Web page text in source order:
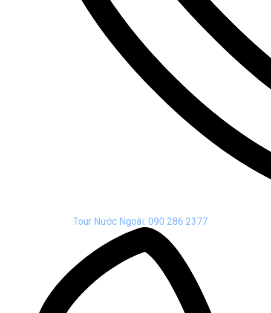
Tour Nước Ngoài: 090 286 2377